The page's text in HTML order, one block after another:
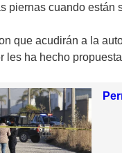
piernas cuando
que acudirán a la
les ha hecho